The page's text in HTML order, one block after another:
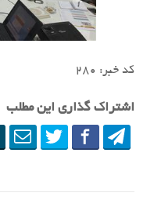
کد خبر: ٢٨٠
اشتراک گذاری این مطلب